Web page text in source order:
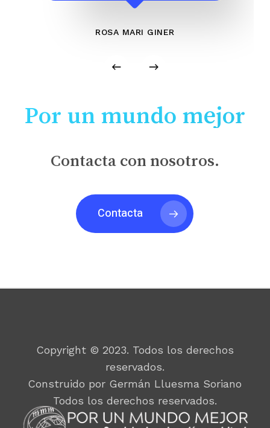
ROSA MARI GINER
Por un mundo mejor
Contacta con nosotros.
Contacta
Copyright © 2023. Todos los derechos
reservados.
Construido por Germán Lluesma Soriano
Todos los derechos reservados.